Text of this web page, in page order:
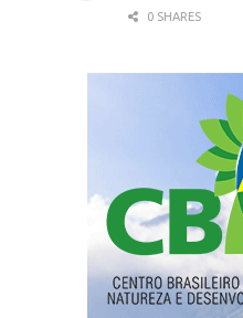
0 SHARES